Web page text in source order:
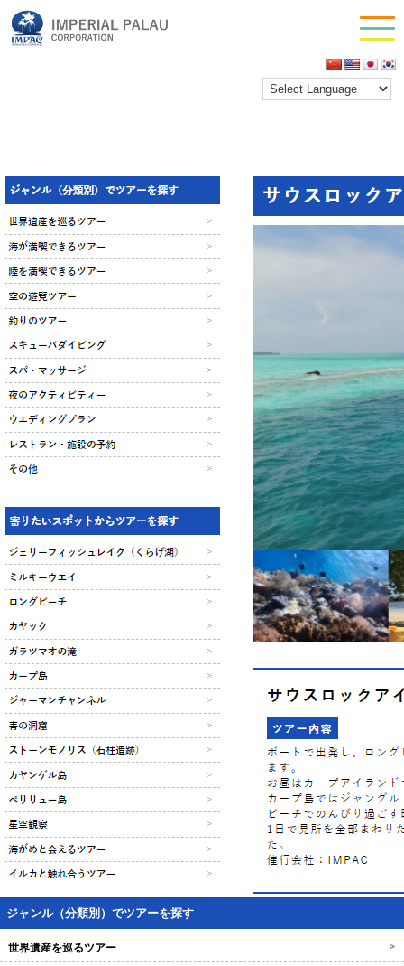
tourselect02
inpactestuser |2021年3月10日
ジャンル（分類別）でツアーを探す
世界遺産を巡るツアー >